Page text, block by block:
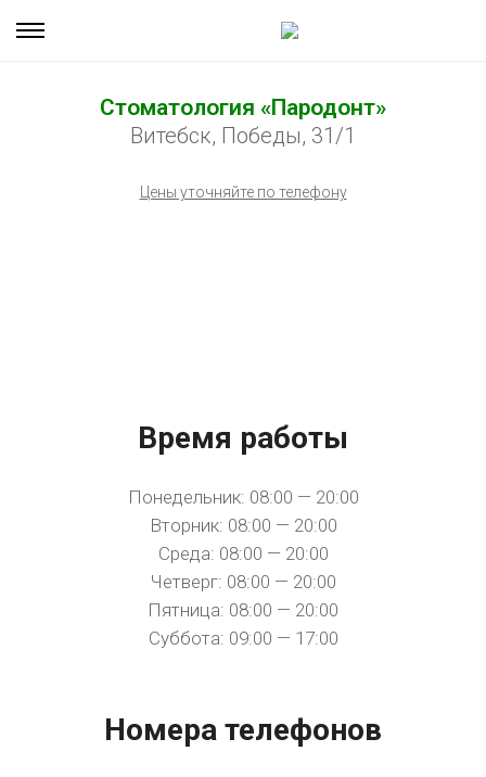
Стоматология «Пародонт»
Витебск, Победы, 31/1
Цены уточняйте по телефону
Время работы
Понедельник: 08:00 — 20:00
Вторник: 08:00 — 20:00
Среда: 08:00 — 20:00
Четверг: 08:00 — 20:00
Пятница: 08:00 — 20:00
Суббота: 09:00 — 17:00
Номера телефонов